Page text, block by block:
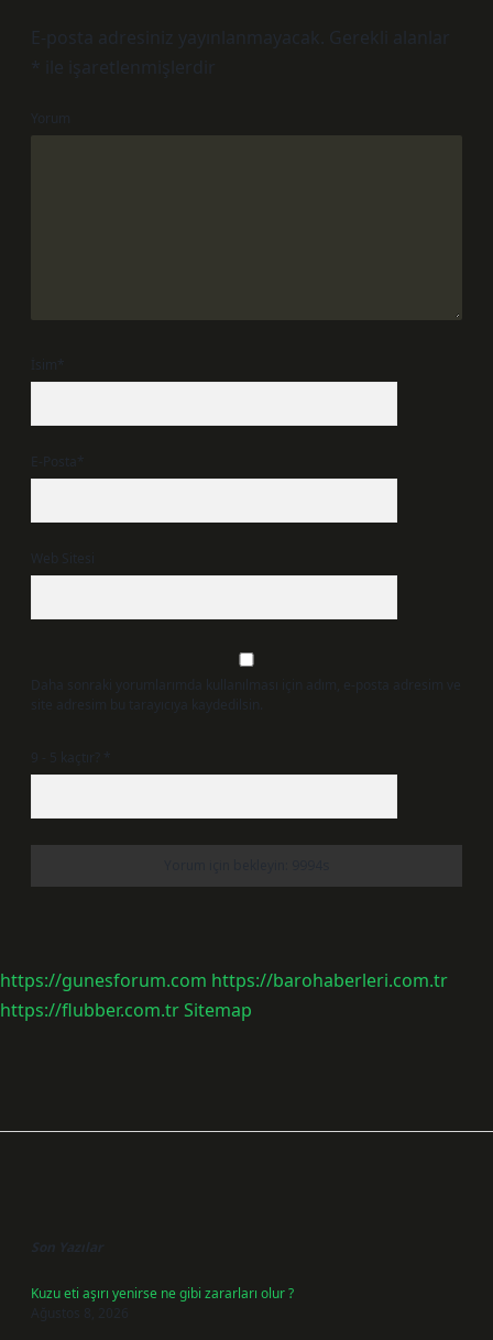
E-posta adresiniz yayınlanmayacak. Gerekli alanlar
*
ile işaretlenmişlerdir
Yorum
İsim*
E-Posta*
Web Sitesi
Daha sonraki yorumlarımda kullanılması için adım, e-posta adresim ve
site adresim bu tarayıcıya kaydedilsin.
9 - 5 kaçtır? *
https://gunesforum.com https://barohaberleri.com.tr
https://flubber.com.trSitemap
Son Yazılar
Kuzu eti aşırı yenirse ne gibi zararları olur ?
Ağustos 8, 2026